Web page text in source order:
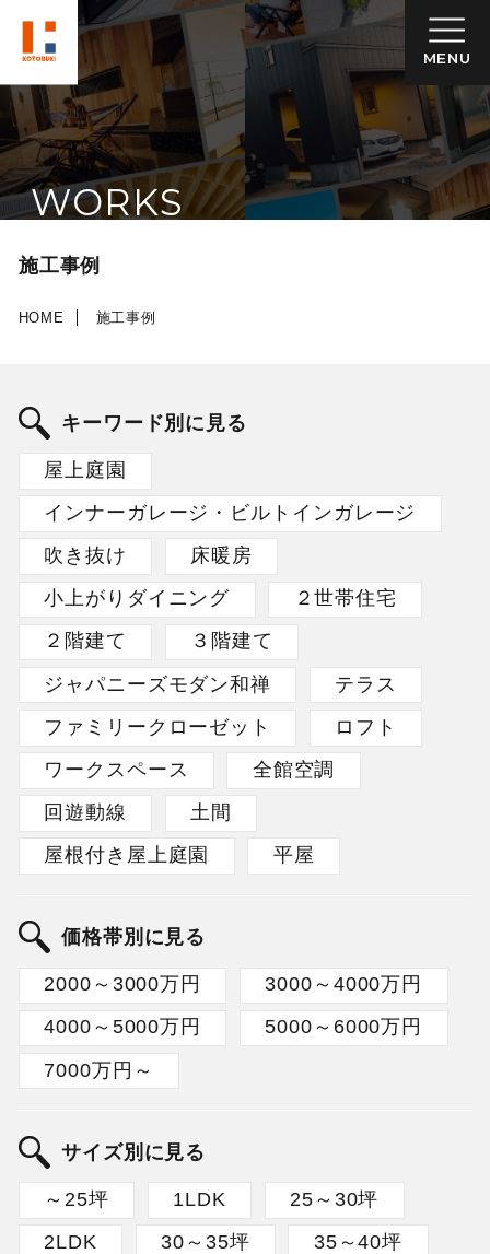
MENU
WORKS
施工事例
HOME 施工事例
キーワード別に見る
屋上庭園
インナーガレージ・ビルトインガレージ
吹き抜け
床暖房
小上がりダイニング
２世帯住宅
２階建て
３階建て
ジャパニーズモダン和禅
テラス
ファミリークローゼット
ロフト
ワークスペース
全館空調
回遊動線
土間
屋根付き屋上庭園
平屋
価格帯別に見る
2000～3000万円
3000～4000万円
4000～5000万円
5000～6000万円
7000万円～
サイズ別に見る
～25坪 1LDK
25～30坪
2LDK
30～35坪
35～40坪